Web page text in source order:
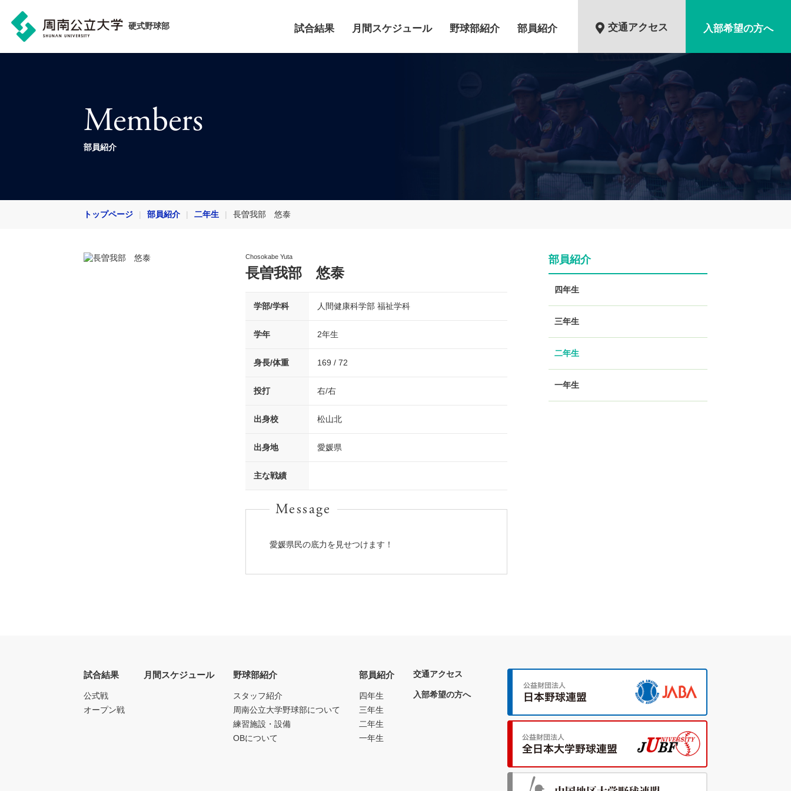
硬式野球部 試合結果 月間スケジュール 野球部紹介 部員紹介 交通アクセス 入部希望の方へ
Members
部員紹介
トップページ 部員紹介 二年生 長曽我部 悠泰
Chosokabe Yuta
長曽我部 悠泰
学部/学科 人間健康科学部 福祉学科
学年 2年生
身長/体重 169 / 72
投打 右/右
出身校 松山北
出身地 愛媛県
主な戦績
Message
愛媛県民の底力を見せつけます！
部員紹介
四年生
三年生
二年生
一年生
試合結果
公式戦
オープン戦
月間スケジュール 野球部紹介
スタッフ紹介
周南公立大学野球部について
練習施設・設備
OBについて
部員紹介
四年生
三年生
二年生
一年生
交通アクセス
入部希望の方へ